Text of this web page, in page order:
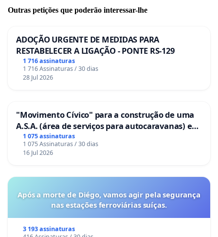
Outras petições que poderão interessar-lhe
ADOÇÃO URGENTE DE MEDIDAS PARA
RESTABELECER A LIGAÇÃO - PONTE RS-129
1 716 assinaturas
1 716 Assinaturas / 30 dias
28 Jul 2026
"Movimento Cívico" para a construção de uma
A.S.A. (área de serviços para autocaravanas) em
Coimbra
1 075 assinaturas
1 075 Assinaturas / 30 dias
16 Jul 2026
Após a morte de Diégo, vamos agir pela segurança
nas estações ferroviárias suíças.
3 193 assinaturas